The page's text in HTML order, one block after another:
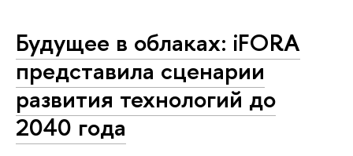
Будущее в облаках: iFORA
представила сценарии
развития технологий до
2040 года